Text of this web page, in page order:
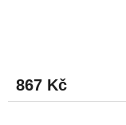
je
4,6
867 Kč